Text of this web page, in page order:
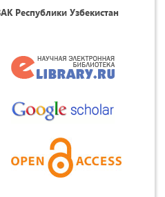
Республики Узбекистан